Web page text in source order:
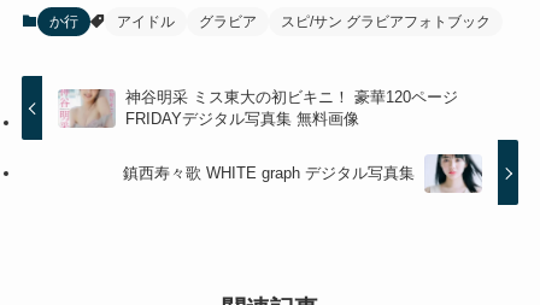
か行 アイドル グラビア スピ/サン グラビアフォトブック
神谷明采 ミス東大の初ビキニ！ 豪華120ページ
FRIDAYデジタル写真集 無料画像
鎮西寿々歌 WHITE graph デジタル写真集